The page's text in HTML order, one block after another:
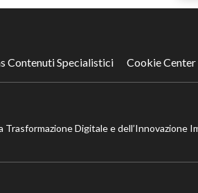
Contenuti Specialistici Cookie Center
Digitale e dell’Innovazione